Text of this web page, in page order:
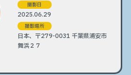
撮影日
2025.06.29
撮影場所
日本、〒279-0031 千葉県浦安市
舞浜２７